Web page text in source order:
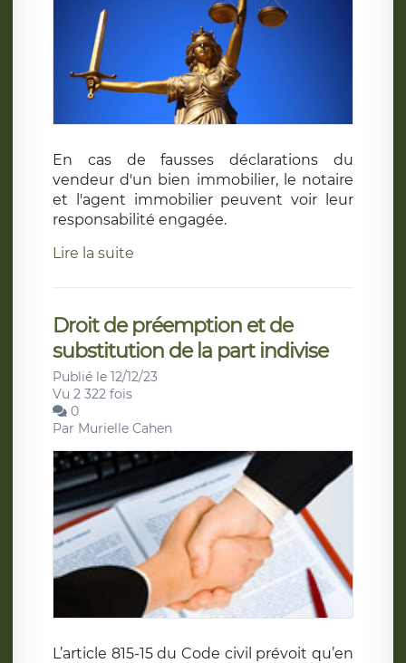
En cas de fausses déclarations du
vendeur d'un bien immobilier, le notaire
et l'agent immobilier peuvent voir leur
responsabilité engagée.
Lire la suite
Droit de préemption et de
substitution de la part indivise
Publié le 12/12/23
Vu 2 322 fois
0
Par Murielle Cahen
L’article 815-15 du Code civil prévoit qu’en